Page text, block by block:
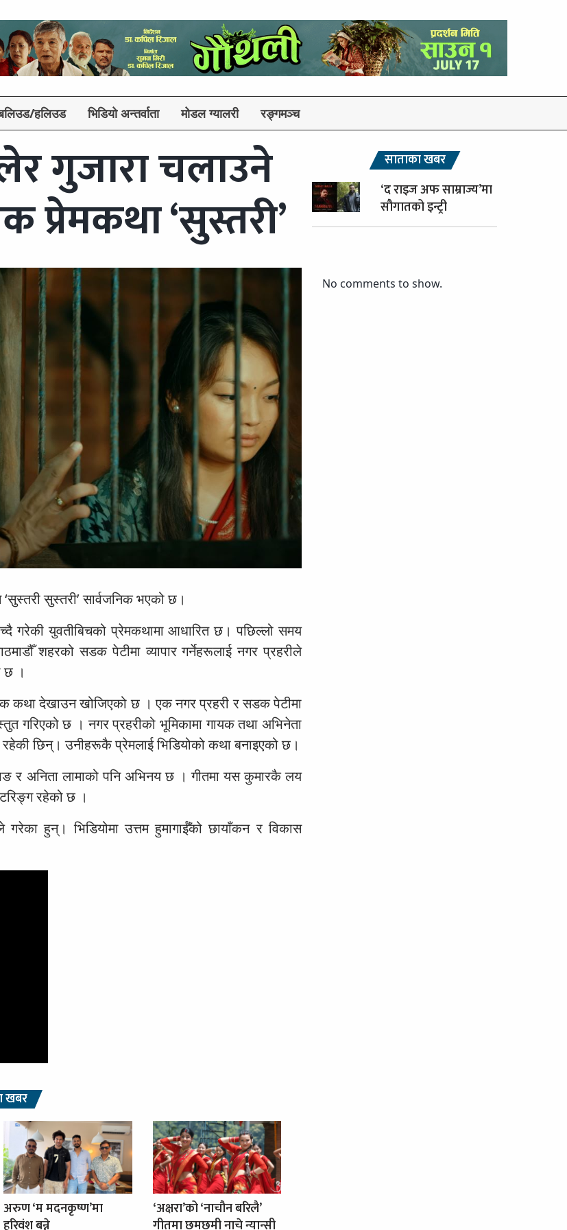
हलिउड भिडियो अन्तर्वाता मोडल ग्यालरी रङ्गमञ्च
गुजारा चलाउने
प्रेमकथा ‘सुस्तरी’
सुस्तरी’ सार्वजनिक भएको छ।
गरेकी युवतीबिचको प्रेमकथामा आधारित छ। पछिल्लो समय
शहरको सडक पेटीमा व्यापार गर्नेहरूलाई नगर प्रहरीले
छ ।
कथा देखाउन खोजिएको छ । एक नगर प्रहरी र सडक पेटीमा
गरिएको छ । नगर प्रहरीको भूमिकामा गायक तथा अभिनेता
छिन्। उनीहरूकै प्रेमलाई भिडियोको कथा बनाइएको छ।
र अनिता लामाको पनि अभिनय छ । गीतमा यस कुमारकै लय
रहेको छ ।
हुन्। भिडियोमा उत्तम हुमागाईँको छायाँकन र विकास
खबर
अरुण ‘म मदनकृष्ण’मा
हरिवंश बन्ने
‘अक्षरा’को ‘नाचौन बरिलै’
गीतमा छमछमी नाचे न्यान्सी
साताका खबर
‘द राइज अफ साम्राज्य’मा
सौगातको इन्ट्री
No comments to show.